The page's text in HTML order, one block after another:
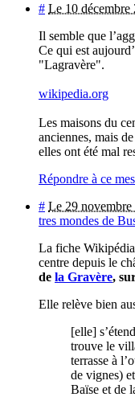
# Le 10 décembre
Il semble que
Ce qui est
"Lagravère".
wikipedia.org
Les maisons du
anciennes, mais
elles ont été mal
Répondre à ce
# Le 29 novembre
tres mondes de
La fiche
centre depuis le
de la Gravère,
Elle relève bien
[elle]
trouve le
terrasse à
de vignes)
Baïse et de